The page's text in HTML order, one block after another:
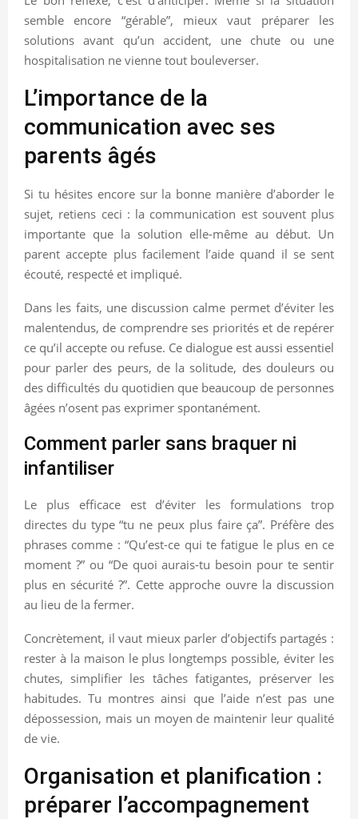
semble encore “gérable”, mieux vaut préparer les
solutions avant qu’un accident, une chute ou une
hospitalisation ne vienne tout bouleverser.
L’importance de la
communication avec ses
parents âgés
Si tu hésites encore sur la bonne manière d’aborder le
sujet, retiens ceci : la communication est souvent plus
importante que la solution elle-même au début. Un
parent accepte plus facilement l’aide quand il se sent
écouté, respecté et impliqué.
Dans les faits, une discussion calme permet d’éviter les
malentendus, de comprendre ses priorités et de repérer
ce qu’il accepte ou refuse. Ce dialogue est aussi essentiel
pour parler des peurs, de la solitude, des douleurs ou
des difficultés du quotidien que beaucoup de personnes
âgées n’osent pas exprimer spontanément.
Comment parler sans braquer ni
infantiliser
Le plus efficace est d’éviter les formulations trop
directes du type “tu ne peux plus faire ça”. Préfère des
phrases comme : “Qu’est-ce qui te fatigue le plus en ce
moment ?” ou “De quoi aurais-tu besoin pour te sentir
plus en sécurité ?”. Cette approche ouvre la discussion
au lieu de la fermer.
Concrètement, il vaut mieux parler d’objectifs partagés :
rester à la maison le plus longtemps possible, éviter les
chutes, simplifier les tâches fatigantes, préserver les
habitudes. Tu montres ainsi que l’aide n’est pas une
dépossession, mais un moyen de maintenir leur qualité
de vie.
Organisation et planification :
préparer l’accompagnement